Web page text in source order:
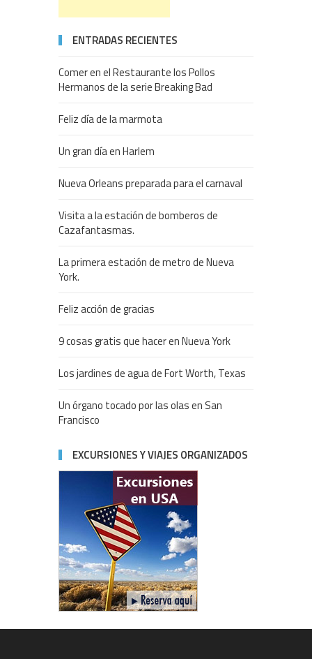
ENTRADAS RECIENTES
Comer en el Restaurante los Pollos
Hermanos de la serie Breaking Bad
Feliz día de la marmota
Un gran día en Harlem
Nueva Orleans preparada para el carnaval
Visita a la estación de bomberos de
Cazafantasmas.
La primera estación de metro de Nueva
York.
Feliz acción de gracias
9 cosas gratis que hacer en Nueva York
Los jardines de agua de Fort Worth, Texas
Un órgano tocado por las olas en San
Francisco
EXCURSIONES Y VIAJES ORGANIZADOS